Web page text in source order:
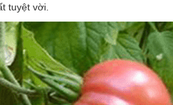
tuyệt vời.